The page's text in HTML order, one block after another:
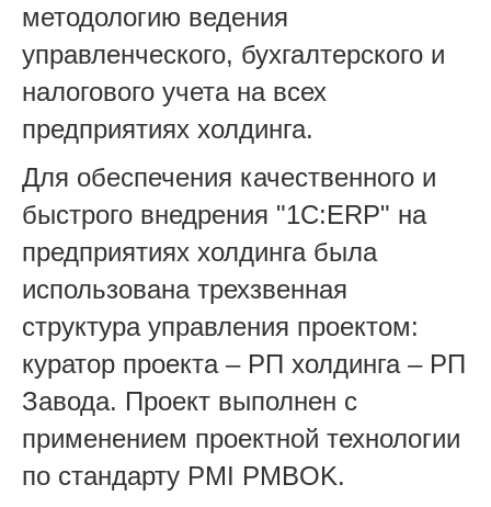
методологию ведения
управленческого, бухгалтерского и
налогового учета на всех
предприятиях холдинга.
Для обеспечения качественного и
быстрого внедрения "1С:ERP" на
предприятиях холдинга была
использована трехзвенная
структура управления проектом:
куратор проекта – РП холдинга – РП
Завода. Проект выполнен с
применением проектной технологии
по стандарту PMI PMBOK.